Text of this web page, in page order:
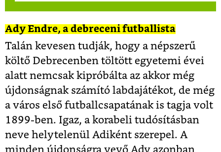
Ady Endre, a debreceni futballista
Talán kevesen tudják, hogy a népszerű
költő Debrecenben töltött egyetemi évei
alatt nemcsak kipróbálta az akkor még
újdonságnak számító labdajátékot, de még
a város első futballcsapatának is tagja volt
1899-ben. Igaz, a korabeli tudósításban
neve helytelenül Adiként szerepel. A
minden újdonságra vevő Ady azonban